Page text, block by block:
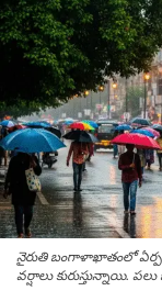
నైరుతి బంగాళాఖాతంలో
వర్షాలు కురుస్తున్నాయి.